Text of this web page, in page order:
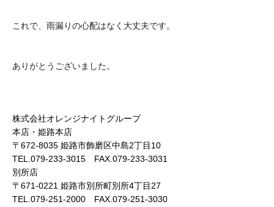
これで、雨漏りの心配はなく大丈夫です。
ありがとうございました。
株式会社オレンジナイトグループ
本店・姫路本店
〒672-8035 姫路市飾磨区中島2丁目10
TEL.079-233-3015 FAX.079-233-3031
別所店
〒671-0221 姫路市別所町別所4丁目27
TEL.079-251-2000 FAX.079-251-3030